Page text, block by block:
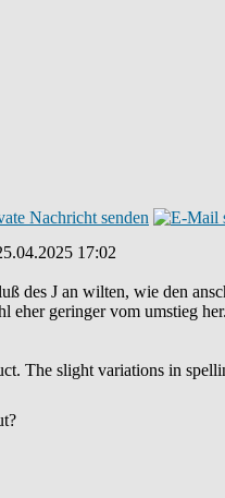
17:02
des J an wilten, wie den
eher geringer vom umstieg
The slight variations in